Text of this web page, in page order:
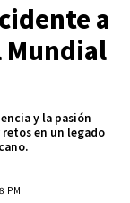
a
Mundial
y la pasión
en un legado
PM